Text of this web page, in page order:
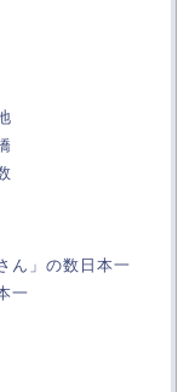
ん」の数日本一
一